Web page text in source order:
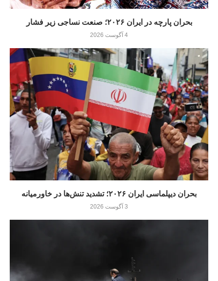
بحران پارچه در ایران ۲۰۲۶؛ صنعت نساجی زیر فشار
4 آگوست 2026
بحران دیپلماسی ایران ۲۰۲۶؛ تشدید تنش‌ها در خاورمیانه
3 آگوست 2026